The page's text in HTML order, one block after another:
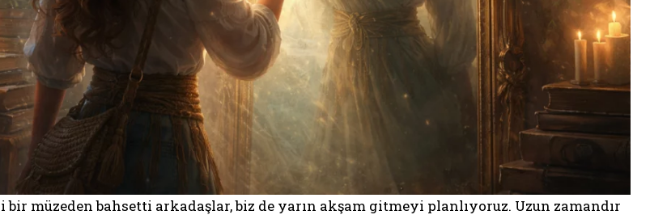
bir müzeden bahsetti arkadaşlar, biz de yarın akşam gitmeyi planlıyoruz. Uzun zamandır